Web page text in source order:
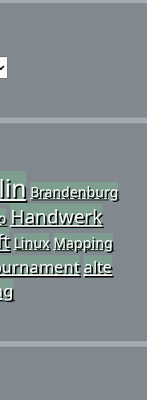
Brandenburg
Handwerk
Linux Mapping
alte